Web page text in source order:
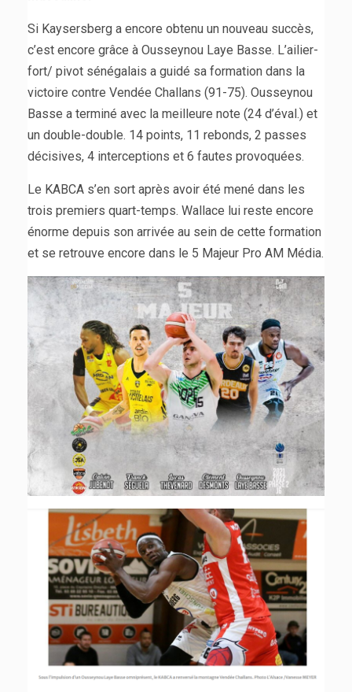
Si Kaysersberg a encore obtenu un nouveau succès,
c’est encore grâce à Ousseynou Laye Basse. L’ailier-
fort/ pivot sénégalais a guidé sa formation dans la
victoire contre Vendée Challans (91-75). Ousseynou
Basse a terminé avec la meilleure note (24 d’éval.) et
un double-double. 14 points, 11 rebonds, 2 passes
décisives, 4 interceptions et 6 fautes provoquées.
Le KABCA s’en sort après avoir été mené dans les
trois premiers quart-temps. Wallace lui reste encore
énorme depuis son arrivée au sein de cette formation
et se retrouve encore dans le 5 Majeur Pro AM Média.